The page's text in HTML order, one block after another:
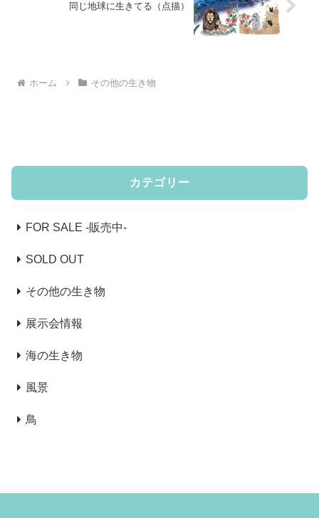
同じ地球に生きてる（点描）
ホーム その他の生き物
カテゴリー
FOR SALE -販売中-
SOLD OUT
その他の生き物
展示会情報
海の生き物
風景
鳥